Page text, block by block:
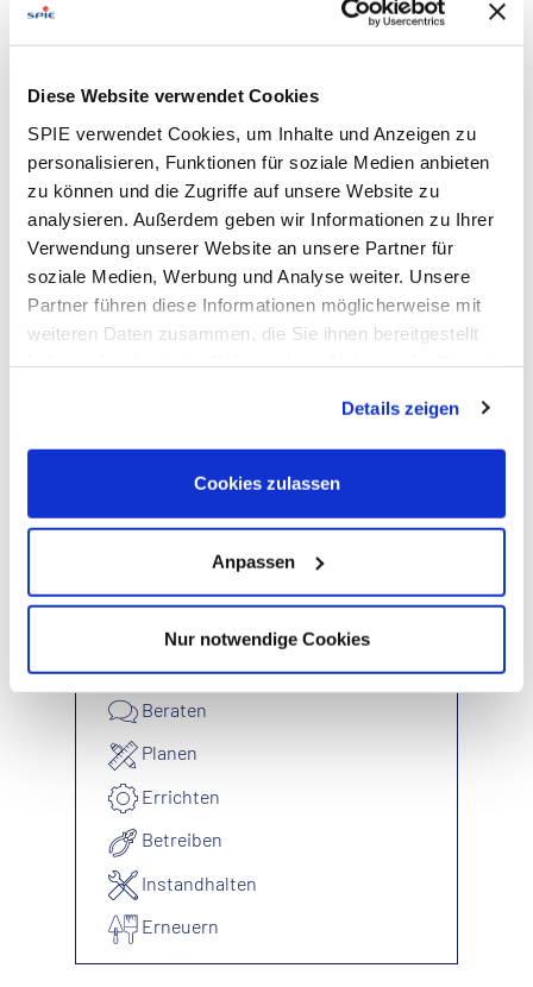
Diese Website verwendet Cookies
SPIE verwendet Cookies, um Inhalte und Anzeigen zu
personalisieren, Funktionen für soziale Medien anbieten
zu können und die Zugriffe auf unsere Website zu
analysieren. Außerdem geben wir Informationen zu Ihrer
Verwendung unserer Website an unsere Partner für
soziale Medien, Werbung und Analyse weiter. Unsere
Partner führen diese Informationen möglicherweise mit
weiteren Daten zusammen, die Sie ihnen bereitgestellt
Verarbeitung Ihrer Daten in den USA ein. Alle weiteren
Informationen zu Cookies finden Sie in unseren
Datenschutzhinweisen.
Details zeigen
Cookies zulassen
Anpassen
Nur notwendige Cookies
Beraten
Errichten Betreiben
Instandhalten Erneuern
Geschäftsbereich Efficient Facilities
Niederlassung Franken
SPIE Germany Switzerland Austria
Gundstraße 15
91056 Erlangen
Leistungsphasen Umbauten im
Bestand
Beraten
Planen
Errichten
Betreiben
Instandhalten
Erneuern